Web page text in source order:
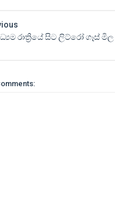
රාත්‍රියේ සිට ලිට්රෝ ගෑස්